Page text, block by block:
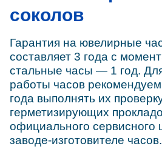
соколов
Гарантия на ювелирные
составляет 3 года с
стальные часы — 1 год.
работы часов
года выполнять их
герметизирующих
официального сервисного
заводе-изготовителе часов.